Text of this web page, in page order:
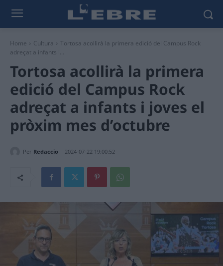
Home Cultura
Tortosa acollirà la primera edició del Campus Rock
adreçat a infants i...
Tortosa acollirà la primera
edició del Campus Rock
adreçat a infants i joves el
pròxim mes d’octubre
Per Redaccio 2024-07-22 19:00:52